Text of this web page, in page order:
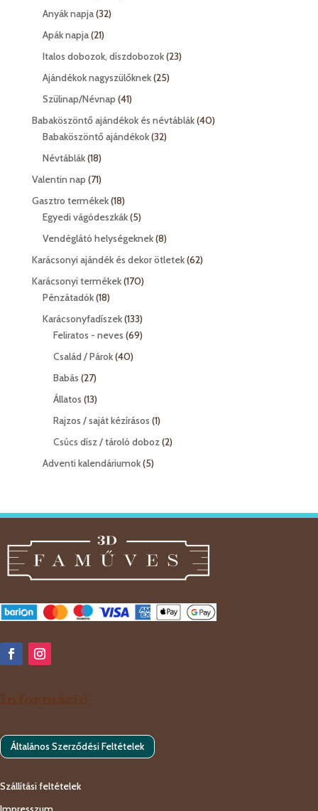
Anyák napja 3232
Apák napja 2121
termék
Italos dobozok, díszdobozok 2323
Ajándékok nagyszülőknek 2525
Szülinap/Névnap 4141
termék
Babaköszöntő ajándékok és névtáblák 4040
Babaköszöntő ajándékok 3232
Névtáblák 1818
termék
Valentin nap 7171
termék
Gasztro termékek 1818
termék
Egyedi vágódeszkák 55
termék
Vendéglátó helységeknek 88
termék
Karácsonyi ajándék és dekor ötletek 6262
Karácsonyi termékek 170170
Pénzátadók 1818
termék
Karácsonyfadíszek 133133
termék
Feliratos - neves 6969
Család / Párok 4040
Babás 2727
termék
Állatos 1313
termék
Rajzos / saját kézírásos 11
termék
Csúcs dísz / tároló doboz 22
Adventi kalendáriumok 55
Információ
Általános Szerződési Feltételek
Szállítási feltételek